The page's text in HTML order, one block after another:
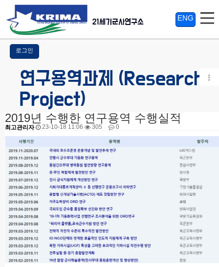
21세기군사연구소
ENG
로그인
연구용역과제 (Research
Project)
2019년 수행한 연구용역 수행실적
최고관리자 23-10-18 11:06 305 0